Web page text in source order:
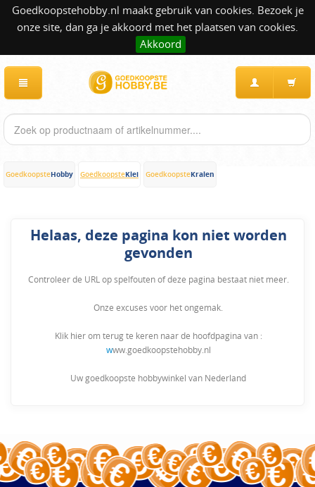
Goedkoopstehobby.nl maakt gebruik van cookies. Bezoek je
onze site, dan ga je akkoord met het plaatsen van cookies.
Akkoord
GoedkoopsteHobby GoedkoopsteKlei GoedkoopsteKralen
Helaas, deze pagina kon niet worden
gevonden
Controleer de URL op spelfouten of deze pagina bestaat niet meer.
Onze excuses voor het ongemak.
Klik hier om terug te keren naar de hoofdpagina van :
www.goedkoopstehobby.nl
Uw goedkoopste hobbywinkel van Nederland